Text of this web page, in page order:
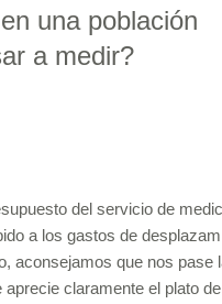
una población
a medir?
del servicio de
a los gastos de
aconsejamos que nos pase
claramente el plato de